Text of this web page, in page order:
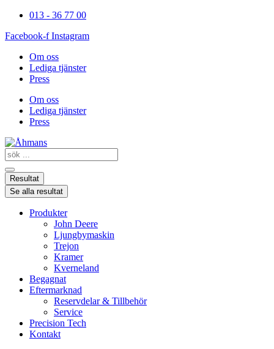
Hoppa
innehåll
013 - 36 77 00
Facebook-f Instagram
Om oss
Lediga tjänster
Press
Om oss
Lediga tjänster
Press
Search
...
Resultat
Se alla resultat
Produkter
John Deere
Ljungbymaskin
Trejon
Kramer
Kverneland
Begagnat
Eftermarknad
Reservdelar & Tillbehör
Service
Precision Tech
Kontakt